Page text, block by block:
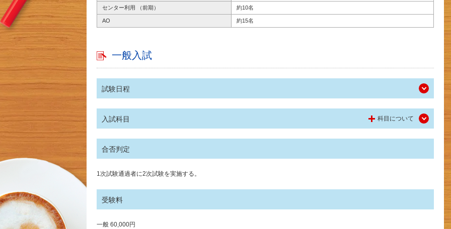
センター利用 （前期） 約10名
AO 約15名
一般入試
試験日程
入試科目 科目について
合否判定
1次試験通過者に2次試験を実施する。
受験料
一般 60,000円